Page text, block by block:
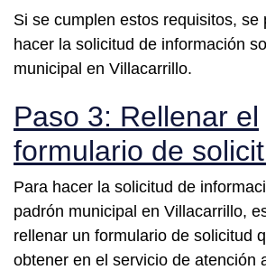
Si se cumplen estos requisitos, se
hacer la solicitud de información
municipal en Villacarrillo.
Paso 3: Rellenar el
formulario de
Para hacer la solicitud de
padrón municipal en Villacarrillo,
rellenar un formulario de solicitud
obtener en el servicio de atención